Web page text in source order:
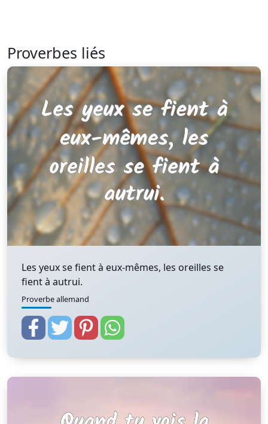
Proverbes liés
Les yeux se fient à eux-mêmes, les oreilles se
fient à autrui.
Proverbe allemand